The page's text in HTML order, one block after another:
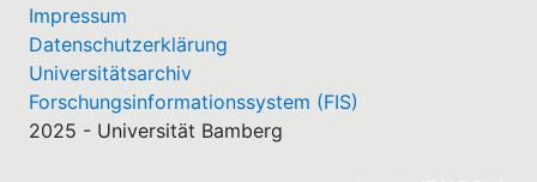
Impressum
Datenschutzerklärung
Universitätsarchiv
Forschungsinformationssystem (FIS)
2025 - Universität Bamberg